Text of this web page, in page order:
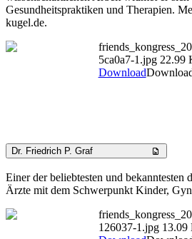
Gesundheitspraktiken und Therapien.
kugel.de.
5ca0a7-1.jpg 22.99
Download
Dr. Friedrich P. Graf
Einer der beliebtesten und bekanntesten
Ärzte mit dem Schwerpunkt Kinder,
126037-1.jpg 13.09